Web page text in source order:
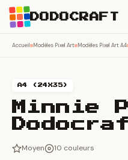
DODOCRAFT
Accueil Modèles Pixel Art Modèles Pixel Art A4
A4 (24X35)
Minnie
Moyen 10 couleurs